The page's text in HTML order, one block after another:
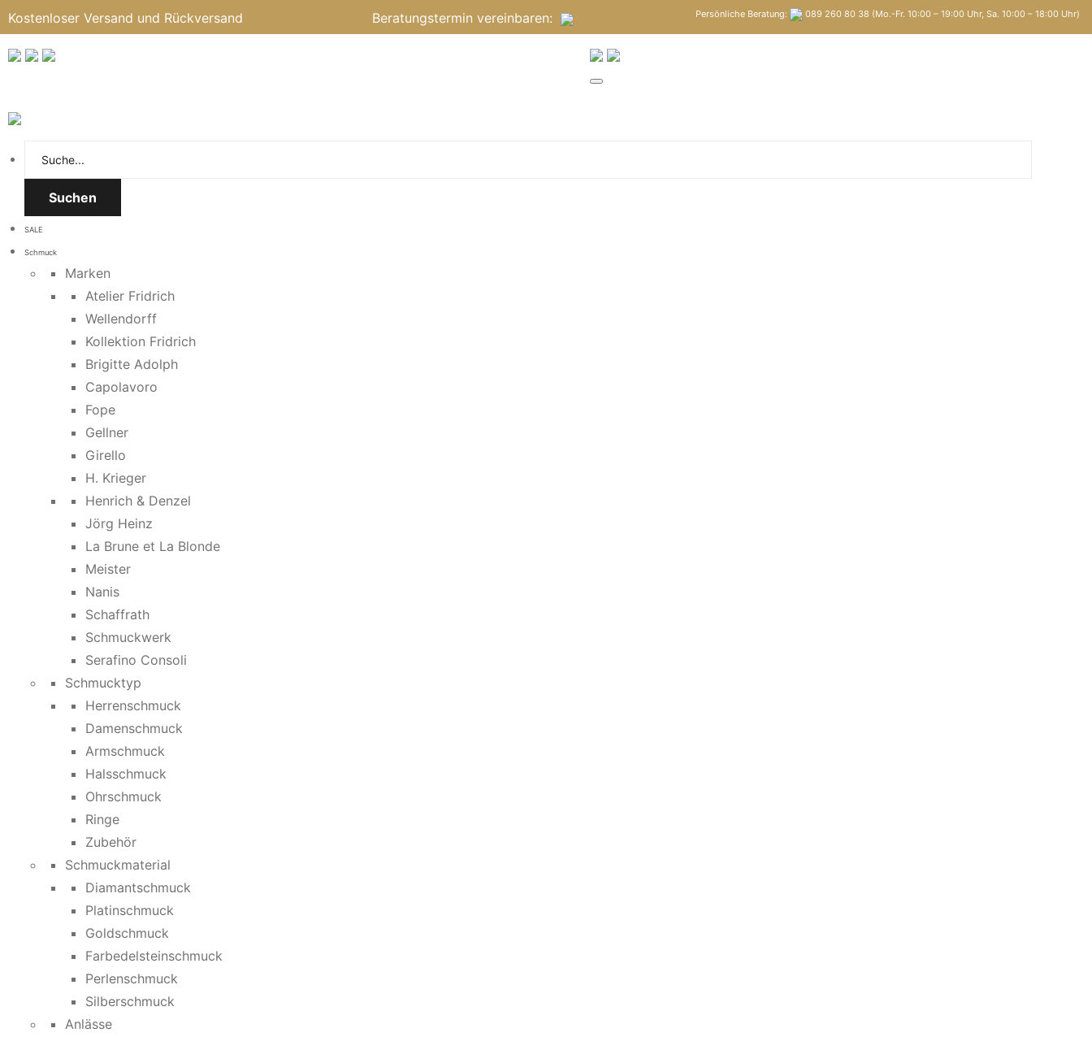
Kostenloser Versand und Rückversand Beratungstermin vereinbaren: Persönliche Beratung: 089 260 80 38 (Mo.-Fr. 10:00 – 19:00 Uhr, Sa. 10:00 – 18:00 Uhr)
Suchen
SALE
Schmuck
Marken
Atelier Fridrich
Wellendorff
Kollektion Fridrich
Brigitte Adolph
Capolavoro
Fope
Gellner
Girello
H. Krieger
Henrich & Denzel
Jörg Heinz
La Brune et La Blonde
Meister
Nanis
Schaffrath
Schmuckwerk
Serafino Consoli
Schmucktyp
Herrenschmuck
Damenschmuck
Armschmuck
Halsschmuck
Ohrschmuck
Ringe
Zubehör
Schmuckmaterial
Diamantschmuck
Platinschmuck
Goldschmuck
Farbedelsteinschmuck
Perlenschmuck
Silberschmuck
Anlässe